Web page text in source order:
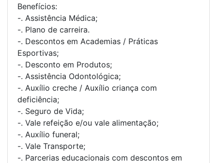
Benefícios:
-. Assistência Médica;
-. Plano de carreira.
-. Descontos em Academias / Práticas
Esportivas;
-. Desconto em Produtos;
-. Assistência Odontológica;
-. Auxílio creche / Auxílio criança com
deficiência;
-. Seguro de Vida;
-. Vale refeição e/ou vale alimentação;
-. Auxílio funeral;
-. Vale Transporte;
-. Parcerias educacionais com descontos em